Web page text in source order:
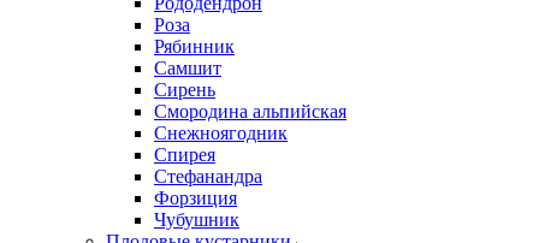
Роза
Рябинник
Самшит
Сирень
Смородина альпийская
Снежноягодник
Спирея
Стефанандра
Форзиция
Чубушник